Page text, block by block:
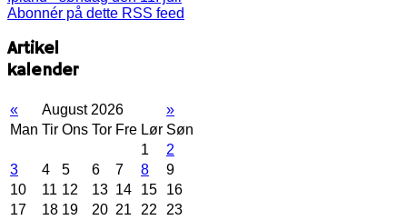
Abonnér på dette RSS feed
Artikel
kalender
« August 2026
»
Man Tir Ons Tor Fre Lør Søn
1
2
3
4 5 6 7 8
9
10
11 12 13 14 15
16
17
18 19 20 21 22
23